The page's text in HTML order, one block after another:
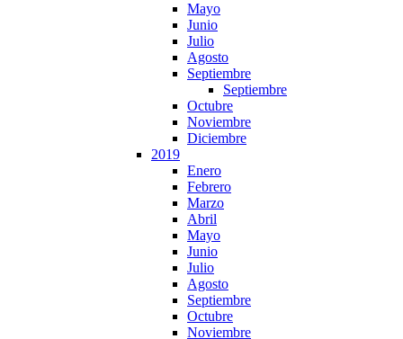
Mayo
Junio
Julio
Agosto
Septiembre
Septiembre
Octubre
Noviembre
Diciembre
2019
Enero
Febrero
Marzo
Abril
Mayo
Junio
Julio
Agosto
Septiembre
Octubre
Noviembre